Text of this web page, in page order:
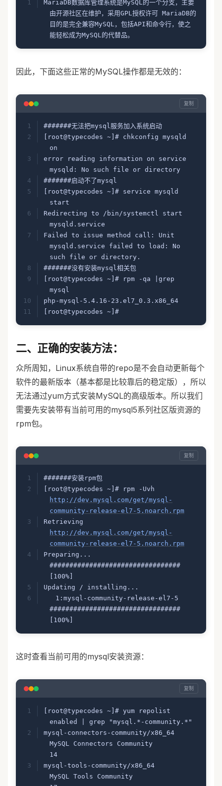
MariaDB数据库管理系统是MySQL的一个分支，主要
由开源社区在维护，采用GPL授权许可 MariaDB的
目的是完全兼容MySQL，包括API和命令行，使之
能轻松成为MySQL的代替品。
因此，下面这些正常的MySQL操作都是无效的：
复制
#######无法把mysql服务加入系统启动
[root@typecodes ~]# chkconfig mysqld
on
error reading information on service
mysqld: No such file or directory
#######启动不了mysql
[root@typecodes ~]# service mysqld
start
Redirecting to /bin/systemctl start
mysqld.service
Failed to issue method call: Unit
mysqld.service failed to load: No
such file or directory.
#######没有安装mysql相关包
[root@typecodes ~]# rpm -qa |grep
mysql
php-mysql-5.4.16-23.el7_0.3.x86_64
[root@typecodes ~]#
二、正确的安装方法：
众所周知，Linux系统自带的repo是不会自动更新每个
软件的最新版本（基本都是比较靠后的稳定版），所以
无法通过yum方式安装MySQL的高级版本。所以我们
需要先安装带有当前可用的mysql5系列社区版资源的
rpm包。
复制
#######安装rpm包
http://dev.mysql.com/get/mysql-
community-release-el7-5.noarch.rpm
http://dev.mysql.com/get/mysql-
community-release-el7-5.noarch.rpm
Preparing...
#################################
[100%]
Updating / installing...
   1:mysql-community-release-el7-5
#################################
[100%]
这时查看当前可用的mysql安装资源：
复制
[root@typecodes ~]# yum repolist
enabled | grep "mysql.*-community.*"
mysql-connectors-community/x86_64
MySQL Connectors Community
14
mysql-tools-community/x86_64
MySQL Tools Community